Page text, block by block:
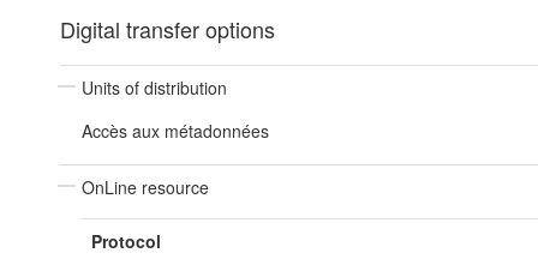
Digital transfer options
Units of distribution
Accès aux métadonnées
OnLine resource
Protocol